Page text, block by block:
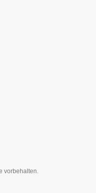
vorbehalten.